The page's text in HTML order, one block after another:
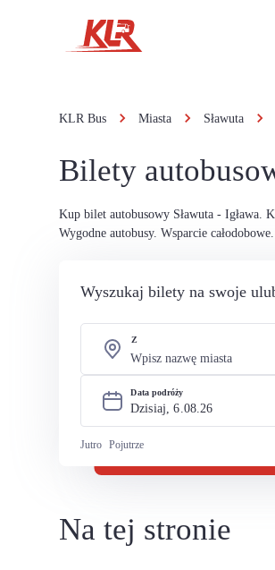
KLR Bus Miasta Sławuta
Bilety
Kup bilet autobusowy Sławuta - Igława.
Wygodne autobusy. Wsparcie całodobowe.
Wyszukaj bilety na swoje
Z
Data podróży
Dzisiaj, 6.08.26
Jutro Pojutrze
Na tej stronie